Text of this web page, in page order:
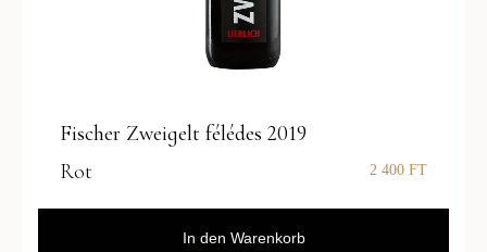
Fischer Zweigelt félédes 2019
Rot
2 400 FT
In den Warenkorb